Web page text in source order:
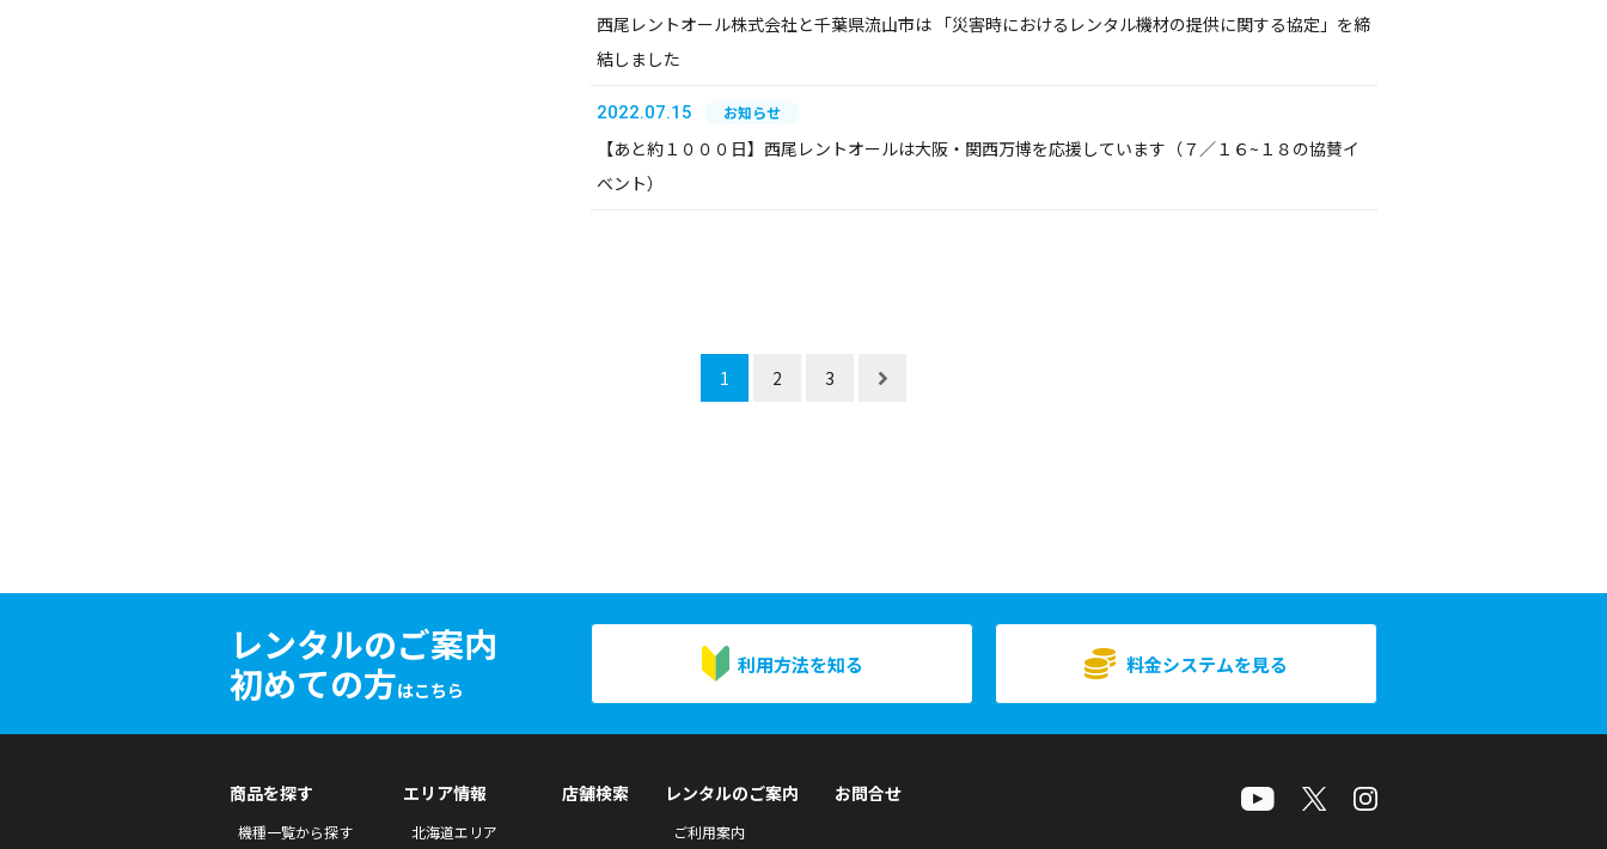
西尾レントオール株式会社と千葉県流山市は 「災害時におけるレンタル機材の提供に関する協定」を締
結しました
2022.07.15 お知らせ
【あと約１０００日】西尾レントオールは大阪・関西万博を応援しています（７／１６~１８の協賛イ
ベント）
1 2 3
レンタルのご案内
初めての方はこちら
利用方法を知る 料金システムを見る
商品を探す
機種一覧から探す
エリア情報
北海道エリア
店舗検索 レンタルのご案内
ご利用案内
お問合せ